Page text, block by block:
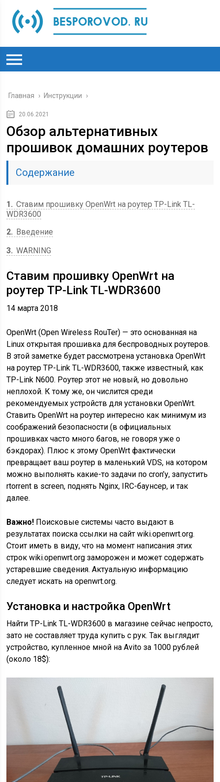
Главная › Инструкции ›
20.06.2021
Обзор альтернативных
прошивок домашних роутеров
Содержание
1
Ставим прошивку OpenWrt на роутер TP-Link TL-
WDR3600
2
Введение
3 WARNING
Ставим прошивку OpenWrt на
роутер TP-Link TL-WDR3600
14 марта 2018
OpenWrt (Open Wireless RouTer) — это основанная на
Linux открытая прошивка для беспроводных роутеров.
В этой заметке будет рассмотрена установка OpenWrt
на роутер TP-Link TL-WDR3600, также известный, как
TP-Link N600. Роутер этот не новый, но довольно
неплохой. К тому же, он числится среди
рекомендуемых устройств для установки OpenWrt.
Ставить OpenWrt на роутер интересно как минимум из
соображений безопасности(в официальных
прошивках часто много багов, не говоря уже о
бэкдорах). Плюс к этому OpenWrt фактически
превращает ваш роутер в маленький VDS, на котором
можно выполнять какие-то задачи по cron’у, запустить
rtorrent в screen, поднять Nginx, IRC-баунсер, и так
далее.
Важно! Поисковые системы часто выдают в
результатах поиска ссылки на сайт wiki.openwrt.org.
Стоит иметь в виду, что на момент написания этих
строк wiki.openwrt.org заморожен и может содержать
устаревшие сведения. Актуальную информацию
следует искать на openwrt.org.
Установка и настройка OpenWrt
Найти TP-Link TL-WDR3600 в магазине сейчас непросто,
зато не составляет труда купить с рук. Так выглядит
устройство, купленное мной на Avito за 1000 рублей
(около 18$):